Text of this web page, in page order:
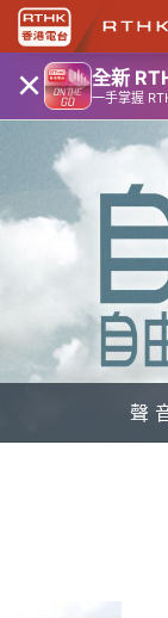
× 全新
一手掌握
聲